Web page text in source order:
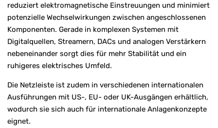
reduziert elektromagnetische Einstreuungen und minimiert
potenzielle Wechselwirkungen zwischen angeschlossenen
Komponenten. Gerade in komplexen Systemen mit
Digitalquellen, Streamern, DACs und analogen Verstärkern
nebeneinander sorgt dies für mehr Stabilität und ein
ruhigeres elektrisches Umfeld.
Die Netzleiste ist zudem in verschiedenen internationalen
Ausführungen mit US-, EU- oder UK-Ausgängen erhältlich,
wodurch sie sich auch für internationale Anlagenkonzepte
eignet.